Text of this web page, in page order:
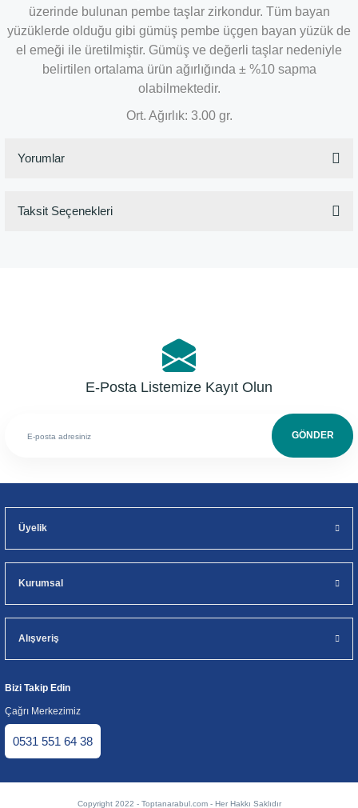
üzerinde bulunan pembe taşlar zirkondur. Tüm bayan
yüzüklerde olduğu gibi gümüş pembe üçgen bayan yüzük de
el emeği ile üretilmiştir. Gümüş ve değerli taşlar nedeniyle
belirtilen ortalama ürün ağırlığında ± %10 sapma
olabilmektedir.
Ort. Ağırlık: 3.00 gr.
Yorumlar
Taksit Seçenekleri
E-Posta Listemize Kayıt Olun
GÖNDER
Üyelik
Kurumsal
Alışveriş
Bizi Takip Edin
Çağrı Merkezimiz
0531 551 64 38
Copyright 2022 - Toptanarabul.com - Her Hakkı Saklıdır